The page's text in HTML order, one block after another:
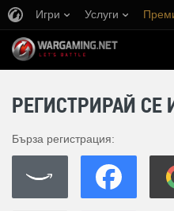
Игри Услуги
РЕГИСТРИРАЙ СЕ
Бърза регистрация: